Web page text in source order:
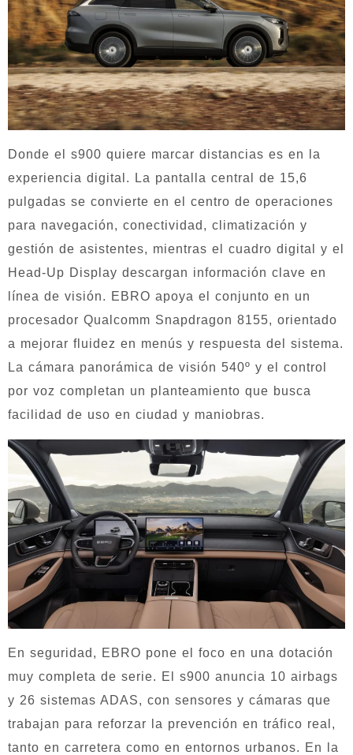
Donde el s900 quiere marcar distancias es en la
experiencia digital. La pantalla central de 15,6
pulgadas se convierte en el centro de operaciones
para navegación, conectividad, climatización y
gestión de asistentes, mientras el cuadro digital y el
Head-Up Display descargan información clave en
línea de visión. EBRO apoya el conjunto en un
procesador Qualcomm Snapdragon 8155, orientado
a mejorar fluidez en menús y respuesta del sistema.
La cámara panorámica de visión 540º y el control
por voz completan un planteamiento que busca
facilidad de uso en ciudad y maniobras.
En seguridad, EBRO pone el foco en una dotación
muy completa de serie. El s900 anuncia 10 airbags
y 26 sistemas ADAS, con sensores y cámaras que
trabajan para reforzar la prevención en tráfico real,
tanto en carretera como en entornos urbanos. En la